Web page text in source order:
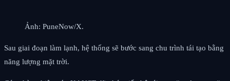
Ảnh: PuneNow/X.
Sau giai đoạn làm lạnh, hệ thống sẽ bước sang chu trình tái tạo bằng
năng lượng mặt trời.